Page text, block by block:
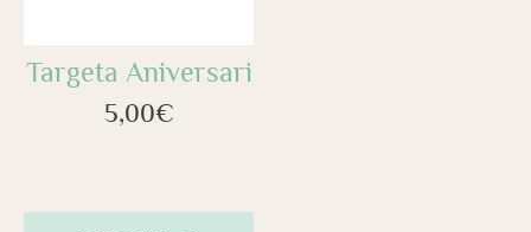
Targeta Aniversari
5,00€